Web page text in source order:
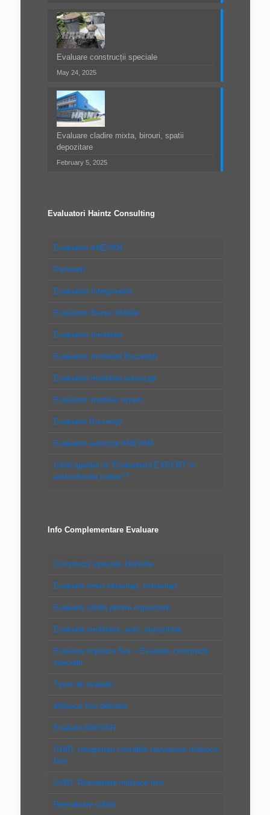
Evaluare construcții speciale
May 24, 2025
Evaluare cladire mixta, birouri, spatii
depozitare
February 5, 2025
Evaluatori Haintz Consulting
Evaluatori ANEVAR
Parteneri
Evaluatori Intreprinderi
Evaluatori Bunuri Mobile
Evaluatori Imobiliari
Evaluatori imobiliari Bucureşti
Evaluatori imobiliari autorizaţi
Evaluator imobiliar expert
Evaluator Bucureşti
Evaluator autorizat ANEVAR
Când apelăm la “Evaluatorul EXPERT în
autovehicule rutiere”?
Info Complementare Evaluare
Constructii speciale Definitie
Evaluare teren intravilan, extravilan
Evaluare clădiri pentru impozitare
Evaluare imobiliara, auto, impozitare
Evaluare mijloace fixe – Evaluare constructii
speciale
Tipuri de evaluări
Mijloace fixe definitie
Evaluări ANEVAR
GHID: Inregistrari contabile reevaluare mijloace
fixe
GHID: Reevaluare mijloace fixe
Reevaluare clădiri